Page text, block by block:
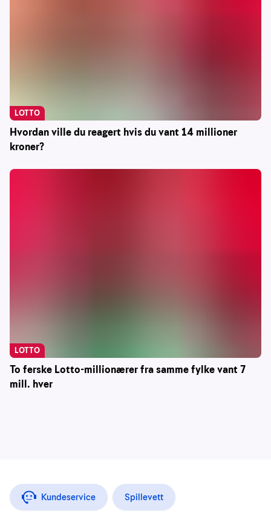
Hvordan ville du reagert hvis du vant 14 millioner
kroner?
LOTTO
To ferske Lotto-millionærer fra samme fylke vant 7
mill. hver
LOTTO
Kundeservice Spillevett